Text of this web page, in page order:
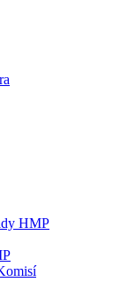
HMP